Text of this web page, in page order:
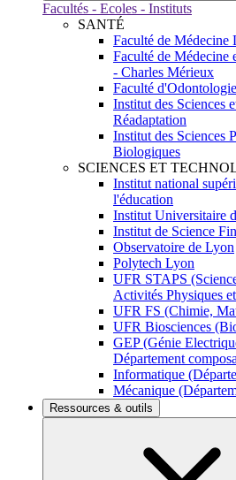
Facultés - Ecoles - Instituts
SANTÉ
Faculté de Médecine
Faculté de Médecine
- Charles Mérieux
Faculté d'Odontologie
Institut des Sciences
Réadaptation
Institut des Sciences
Biologiques
SCIENCES ET
Institut national
l'éducation
Institut Universitaire
Institut de Science
Observatoire de Lyon
Polytech Lyon
UFR STAPS
Activités Physiques
UFR FS (Chimie,
UFR Biosciences
GEP (Génie
Département
Informatique
Mécanique
Ressources & outils